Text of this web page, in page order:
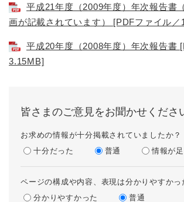
平成21年度（2009年度）年次報告書
画が記載されています） [PDFファイル／
平成20年度（2008年度）年次報告書
3.15MB]
皆さまのご意見をお聞かせくださ
お求めの情報が十分掲載されていましたか？
十分だった
普通 情報が
ページの構成や内容、表現は分かりやすかっ
分かりやすかった
普通